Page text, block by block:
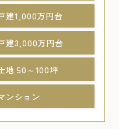
建1,000万円台
建3,000万円台
地 50～100坪
ンション